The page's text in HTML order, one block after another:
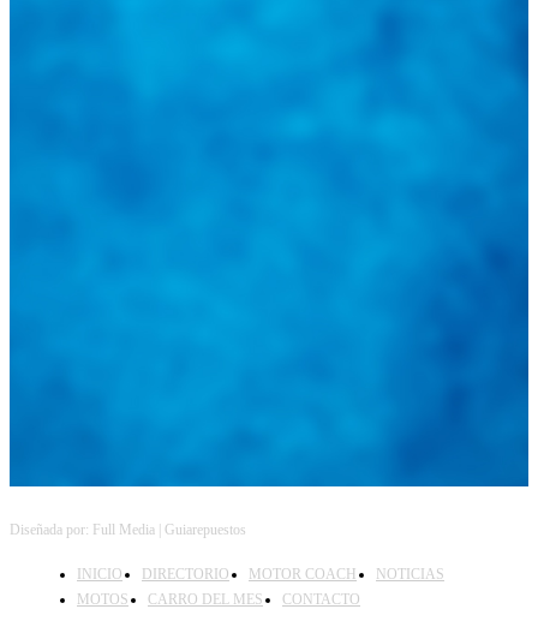
Diseñada por: Full Media | Guiarepuestos
INICIO DIRECTORIO MOTOR COACH
NOTICIAS
MOTOS
CARRO DEL MES CONTACTO